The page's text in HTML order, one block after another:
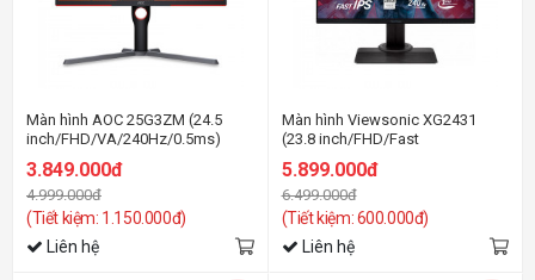
Màn hình AOC 25G3ZM (24.5
inch/FHD/VA/240Hz/0.5ms)
3.849.000đ
4.999.000đ
(Tiết kiệm: 1.150.000đ)
Liên hệ
Màn hình Viewsonic XG2431
(23.8 inch/FHD/Fast
IPS/240Hz/1ms/Loa)
5.899.000đ
6.499.000đ
(Tiết kiệm: 600.000đ)
Liên hệ